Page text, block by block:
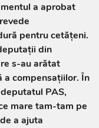
a aprobat
pentru cetățeni.
din
s-au arătat
a compensațiilor. În
PAS,
mare tam-tam pe
a ajuta